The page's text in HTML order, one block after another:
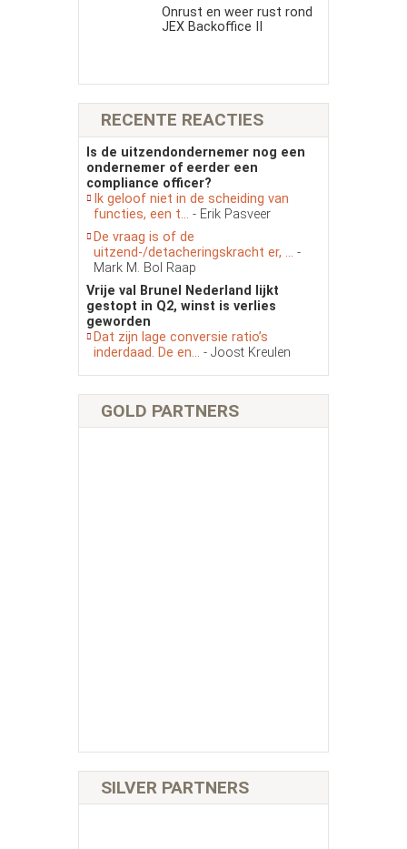
Onrust en weer rust rond
JEX Backoffice II
RECENTE REACTIES
Is de uitzendondernemer nog een
ondernemer of eerder een
compliance officer?
Ik geloof niet in de scheiding van
functies, een t... - Erik Pasveer
De vraag is of de
uitzend-/detacheringskracht er, ... -
Mark M. Bol Raap
Vrije val Brunel Nederland lijkt
gestopt in Q2, winst is verlies
geworden
Dat zijn lage conversie ratio’s
inderdaad. De en... - Joost Kreulen
GOLD PARTNERS
SILVER PARTNERS